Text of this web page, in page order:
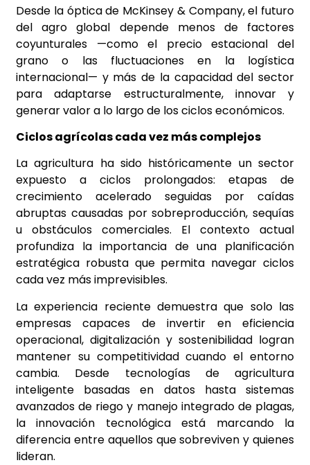
Desde la óptica de McKinsey & Company, el futuro
del agro global depende menos de factores
coyunturales —como el precio estacional del
grano o las fluctuaciones en la logística
internacional— y más de la capacidad del sector
para adaptarse estructuralmente, innovar y
generar valor a lo largo de los ciclos económicos.
Ciclos agrícolas cada vez más complejos
La agricultura ha sido históricamente un sector
expuesto a ciclos prolongados: etapas de
crecimiento acelerado seguidas por caídas
abruptas causadas por sobreproducción, sequías
u obstáculos comerciales. El contexto actual
profundiza la importancia de una planificación
estratégica robusta que permita navegar ciclos
cada vez más imprevisibles.
La experiencia reciente demuestra que solo las
empresas capaces de invertir en eficiencia
operacional, digitalización y sostenibilidad logran
mantener su competitividad cuando el entorno
cambia. Desde tecnologías de agricultura
inteligente basadas en datos hasta sistemas
avanzados de riego y manejo integrado de plagas,
la innovación tecnológica está marcando la
diferencia entre aquellos que sobreviven y quienes
lideran.